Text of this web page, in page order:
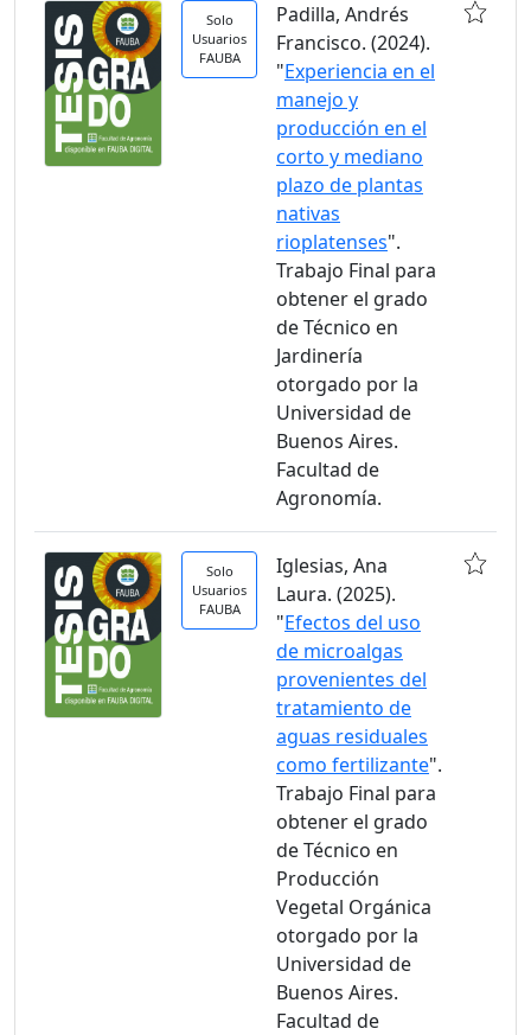
Solo
Usuarios
FAUBA
Padilla, Andrés
Francisco. (2024).
"Experiencia en el
manejo y
producción en el
corto y mediano
plazo de plantas
nativas
rioplatenses".
Trabajo Final para
obtener el grado
de Técnico en
Jardinería
otorgado por la
Universidad de
Buenos Aires.
Facultad de
Agronomía.
Solo
Usuarios
FAUBA
Iglesias, Ana
Laura. (2025).
"Efectos del uso
de microalgas
provenientes del
tratamiento de
aguas residuales
como fertilizante".
Trabajo Final para
obtener el grado
de Técnico en
Producción
Vegetal Orgánica
otorgado por la
Universidad de
Buenos Aires.
Facultad de